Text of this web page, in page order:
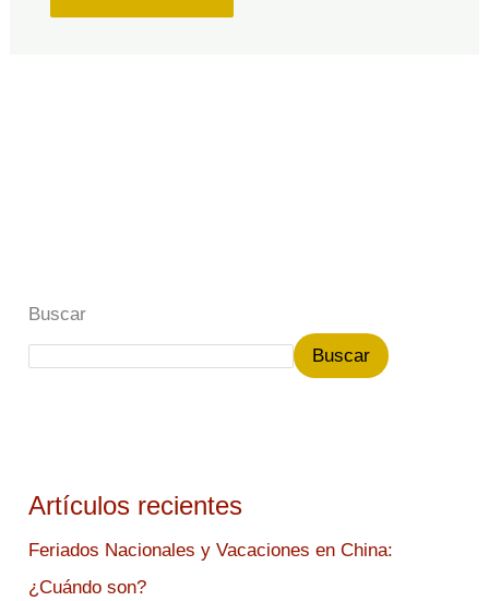
Buscar
Buscar
Artículos recientes
Feriados Nacionales y Vacaciones en China:
¿Cuándo son?